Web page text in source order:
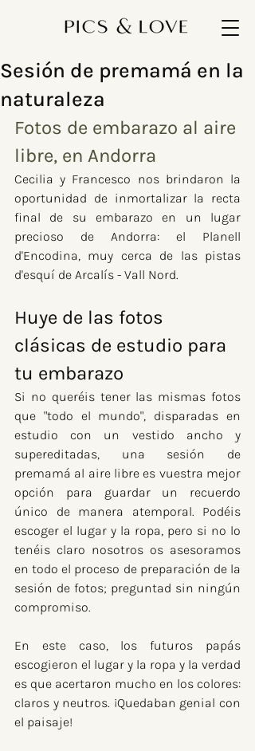
Sesión de premamá en la
naturaleza
Fotos de embarazo al aire
libre, en Andorra
Cecilia y Francesco nos brindaron la
oportunidad de inmortalizar la recta
final de su embarazo en un lugar
precioso de Andorra: el Planell
d'Encodina, muy cerca de las pistas
d'esquí de Arcalís - Vall Nord.
Huye de las fotos
clásicas de estudio para
tu embarazo
Si no queréis tener las mismas fotos
que "todo el mundo", disparadas en
estudio con un vestido ancho y
supereditadas, una sesión de
premamá al aire libre es vuestra mejor
opción para guardar un recuerdo
único de manera atemporal. Podéis
escoger el lugar y la ropa, pero si no lo
tenéis claro nosotros os asesoramos
en todo el proceso de preparación de la
sesión de fotos; preguntad sin ningún
compromiso.
En este caso, los futuros papás
escogieron el lugar y la ropa y la verdad
es que acertaron mucho en los colores:
claros y neutros. ¡Quedaban genial con
el paisaje!